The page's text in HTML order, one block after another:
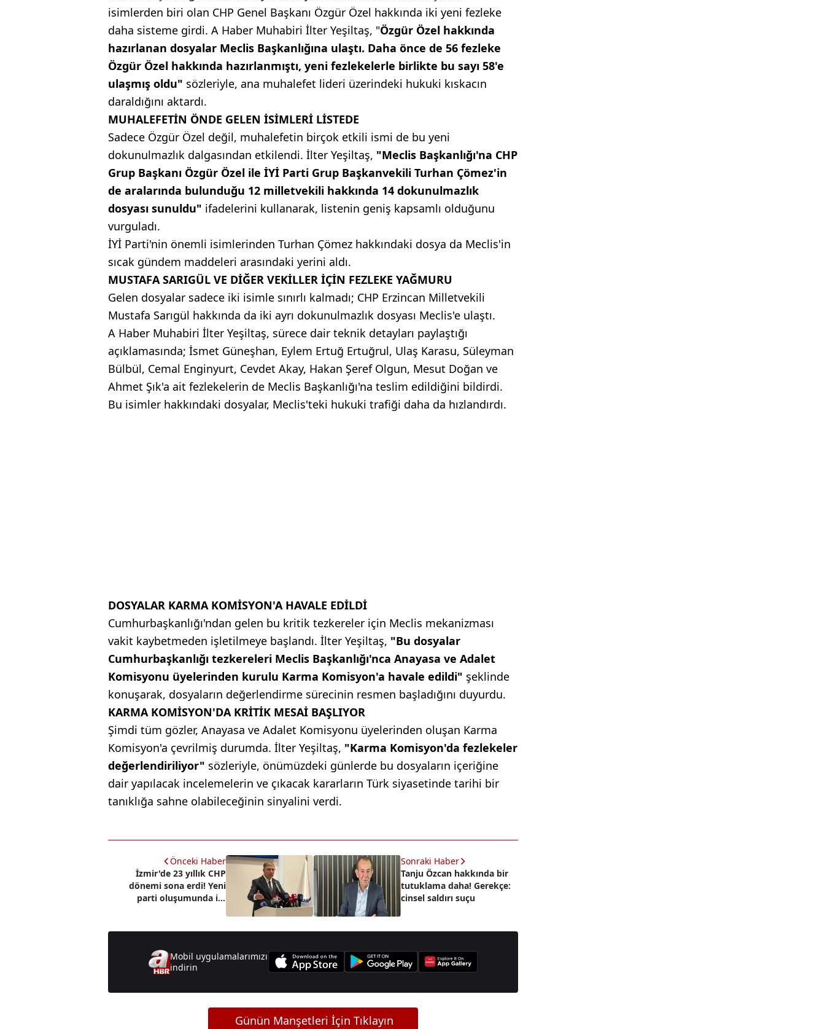
isimlerden biri olan CHP Genel Başkanı Özgür Özel hakkında iki yeni fezleke
daha sisteme girdi. A Haber Muhabiri İlter Yeşiltaş, "Özgür Özel hakkında
hazırlanan dosyalar Meclis Başkanlığına ulaştı. Daha önce de 56 fezleke
Özgür Özel hakkında hazırlanmıştı, yeni fezlekelerle birlikte bu sayı 58'e
ulaşmış oldu" sözleriyle, ana muhalefet lideri üzerindeki hukuki kıskacın
daraldığını aktardı.
MUHALEFETİN ÖNDE GELEN İSİMLERİ LİSTEDE
Sadece Özgür Özel değil, muhalefetin birçok etkili ismi de bu yeni
dokunulmazlık dalgasından etkilendi. İlter Yeşiltaş, "Meclis Başkanlığı'na CHP
Grup Başkanı Özgür Özel ile İYİ Parti Grup Başkanvekili Turhan Çömez'in
de aralarında bulunduğu 12 milletvekili hakkında 14 dokunulmazlık
dosyası sunuldu" ifadelerini kullanarak, listenin geniş kapsamlı olduğunu
vurguladı.
İYİ Parti'nin önemli isimlerinden Turhan Çömez hakkındaki dosya da Meclis'in
sıcak gündem maddeleri arasındaki yerini aldı.
MUSTAFA SARIGÜL VE DİĞER VEKİLLER İÇİN FEZLEKE YAĞMURU
Gelen dosyalar sadece iki isimle sınırlı kalmadı; CHP Erzincan Milletvekili
Mustafa Sarıgül hakkında da iki ayrı dokunulmazlık dosyası Meclis'e ulaştı.
A Haber Muhabiri İlter Yeşiltaş, sürece dair teknik detayları paylaştığı
açıklamasında; İsmet Güneşhan, Eylem Ertuğ Ertuğrul, Ulaş Karasu, Süleyman
Bülbül, Cemal Enginyurt, Cevdet Akay, Hakan Şeref Olgun, Mesut Doğan ve
Ahmet Şık'a ait fezlekelerin de Meclis Başkanlığı'na teslim edildiğini bildirdi.
Bu isimler hakkındaki dosyalar, Meclis'teki hukuki trafiği daha da hızlandırdı.
DOSYALAR KARMA KOMİSYON'A HAVALE EDİLDİ
Cumhurbaşkanlığı'ndan gelen bu kritik tezkereler için Meclis mekanizması
vakit kaybetmeden işletilmeye başlandı. İlter Yeşiltaş, "Bu dosyalar
Cumhurbaşkanlığı tezkereleri Meclis Başkanlığı'nca Anayasa ve Adalet
Komisyonu üyelerinden kurulu Karma Komisyon'a havale edildi" şeklinde
konuşarak, dosyaların değerlendirme sürecinin resmen başladığını duyurdu.
KARMA KOMİSYON'DA KRİTİK MESAİ BAŞLIYOR
Şimdi tüm gözler, Anayasa ve Adalet Komisyonu üyelerinden oluşan Karma
Komisyon'a çevrilmiş durumda. İlter Yeşiltaş, "Karma Komisyon'da fezlekeler
değerlendiriliyor" sözleriyle, önümüzdeki günlerde bu dosyaların içeriğine
dair yapılacak incelemelerin ve çıkacak kararların Türk siyasetinde tarihi bir
tanıklığa sahne olabileceğinin sinyalini verdi.
Önceki Haber
İzmir'de 23 yıllık CHP
dönemi sona erdi! Yeni
parti oluşumunda ilk
Sonraki Haber
Tanju Özcan hakkında bir
tutuklama daha! Gerekçe:
cinsel saldırı suçu
Mobil uygulamalarımızı
indirin
Günün Manşetleri İçin Tıklayın